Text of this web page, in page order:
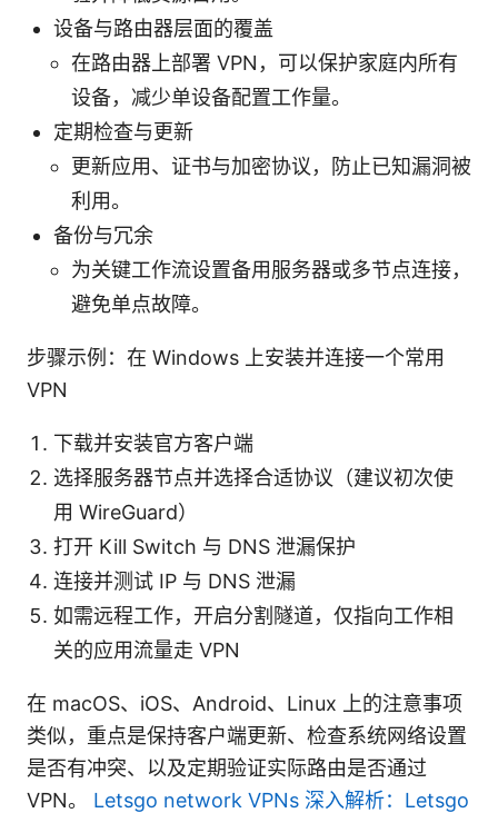
设备与路由器层面的覆盖
在路由器上部署 VPN，可以保护家庭内所有
设备，减少单设备配置工作量。
定期检查与更新
更新应用、证书与加密协议，防止已知漏洞被
利用。
备份与冗余
为关键工作流设置备用服务器或多节点连接，
避免单点故障。
步骤示例：在 Windows 上安装并连接一个常用
VPN
下载并安装官方客户端
选择服务器节点并选择合适协议（建议初次使
用 WireGuard）
打开 Kill Switch 与 DNS 泄漏保护
连接并测试 IP 与 DNS 泄漏
如需远程工作，开启分割隧道，仅指向工作相
关的应用流量走 VPN
在 macOS、iOS、Android、Linux 上的注意事项
类似，重点是保持客户端更新、检查系统网络设置
是否有冲突、以及定期验证实际路由是否通过
VPN。 Letsgo network VPNs 深入解析：Letsgo